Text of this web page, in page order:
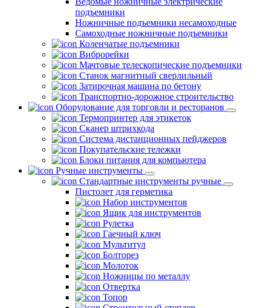
подъемники
Ножничные подъемники несамоходные
Самоходные ножничные подъемники
Коленчатые подъемники
Виброрейки
Мачтовые телескопические подъемники
Станок магнитный сверлильный
Затирочная машина по бетону
Транспортно-дорожное строительство
Оборудование для торговли и ресторанов
Термопринтер для этикеток
Сканер штрихкода
Система дистанционных пейджеров
Покупательские тележки
Блоки питания для компьютера
Ручные инструменты
Стандартные инструменты ручные
Пистолет для герметика
Набор инструментов
Ящик для инструментов
Рулетка
Гаечный ключ
Мультитул
Болторез
Молоток
Ножницы по металлу
Отвертка
Топор